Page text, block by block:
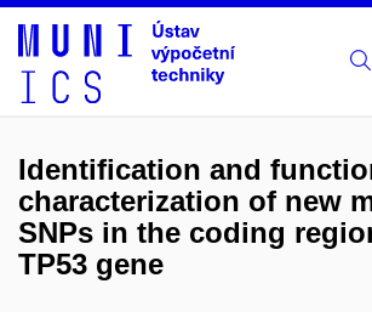
Identification and
characterization of new
SNPs in the coding
TP53 gene